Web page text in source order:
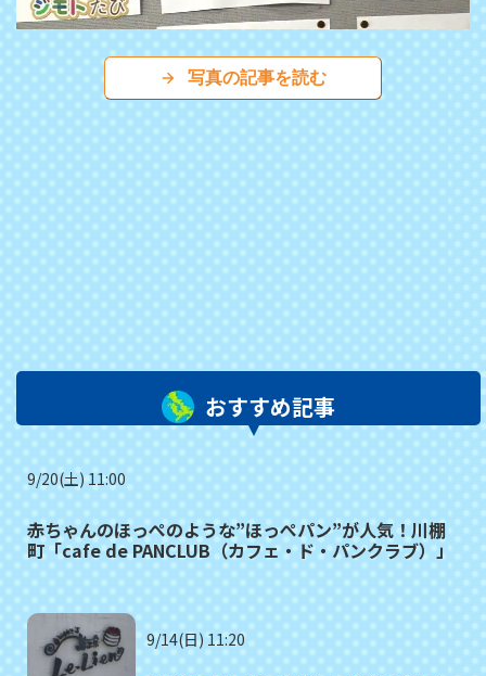
写真の記事を読む
おすすめ記事
9/20(土) 11:00
赤ちゃんのほっぺのような”ほっぺパン”が人気！川棚
町「cafe de PANCLUB（カフェ・ド・パンクラブ）」
9/14(日) 11:20